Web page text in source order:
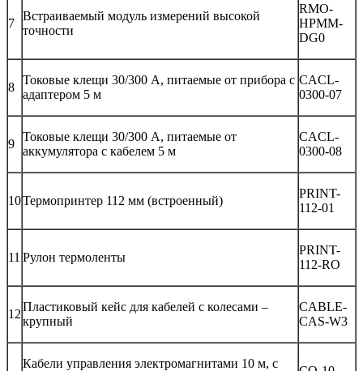
7
Встраиваемый модуль измерений высокой
точности
RMO-
HPMM-
DG0
8
Токовые клещи 30/300 А, питаемые от прибора с
адаптером 5 м
CACL-
0300-07
9
Токовые клещи 30/300 А, питаемые от
аккумулятора с кабелем 5 м
CACL-
0300-08
10Термопринтер 112 мм (встроенный)
PRINT-
112-01
11 Рулон термоленты
PRINT-
112-RO
12
Пластиковый кейс для кабелей с колесами –
крупный
CABLE-
CAS-W3
Кабели управления электромагнитами 10 м, с